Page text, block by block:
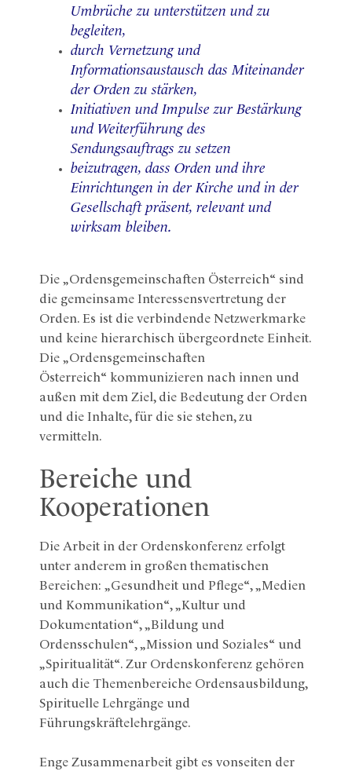
Umbrüche zu unterstützen und zu
begleiten,
durch Vernetzung und
Informationsaustausch das Miteinander
der Orden zu stärken,
Initiativen und Impulse zur Bestärkung
und Weiterführung des
Sendungsauftrags zu setzen
beizutragen, dass Orden und ihre
Einrichtungen in der Kirche und in der
Gesellschaft präsent, relevant und
wirksam bleiben.
Die „Ordensgemeinschaften Österreich“ sind
die gemeinsame Interessensvertretung der
Orden. Es ist die verbindende Netzwerkmarke
und keine hierarchisch übergeordnete Einheit.
Die „Ordensgemeinschaften
Österreich“ kommunizieren nach innen und
außen mit dem Ziel, die Bedeutung der Orden
und die Inhalte, für die sie stehen, zu
vermitteln.
Bereiche und
Kooperationen
Die Arbeit in der Ordenskonferenz erfolgt
unter anderem in großen thematischen
Bereichen: „Gesundheit und Pflege“, „Medien
und Kommunikation“, „Kultur und
Dokumentation“, „Bildung und
Ordensschulen“, „Mission und Soziales“ und
„Spiritualität“. Zur Ordenskonferenz gehören
auch die Themenbereiche Ordensausbildung,
Spirituelle Lehrgänge und
Führungskräftelehrgänge.
Enge Zusammenarbeit gibt es vonseiten der